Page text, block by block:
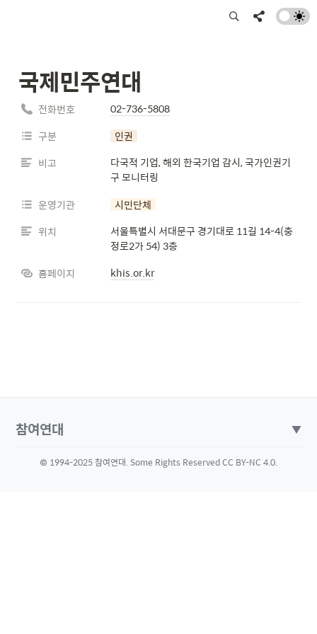
국제민주연대
전화번호
02-736-5808
구분
인권
비고
다국적 기업, 해외 한국기업 감시, 국가인권기
구 모니터링
운영기관
시민단체
위치
서울특별시 서대문구 경기대로 11길 14-4(충
정로2가 54) 3층
홈페이지
khis.or.kr
참여연대 ▼
© 1994-2025 참여연대. Some Rights Reserved CC BY-NC 4.0.